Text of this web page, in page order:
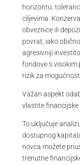
horizontu,
ciljevima.
obveznice ili
povrat, iako
agresivniji
fondove s visokim
rizik za
Važan aspekt
vlastite financijske
To uključuje
dostupnog
novca možete
trenutne